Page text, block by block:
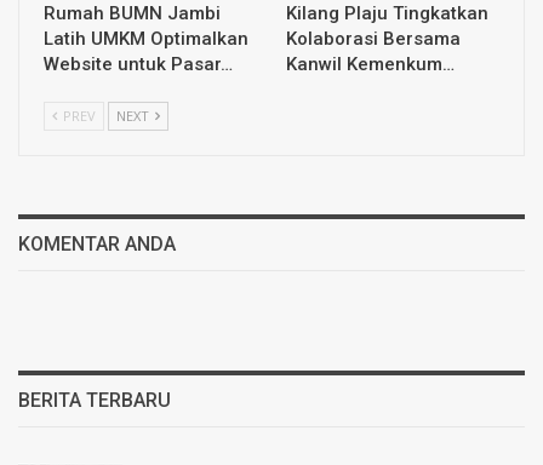
Rumah BUMN Jambi
Latih UMKM Optimalkan
Website untuk Pasar…
Kilang Plaju Tingkatkan
Kolaborasi Bersama
Kanwil Kemenkum…
PREV NEXT
KOMENTAR ANDA
BERITA TERBARU